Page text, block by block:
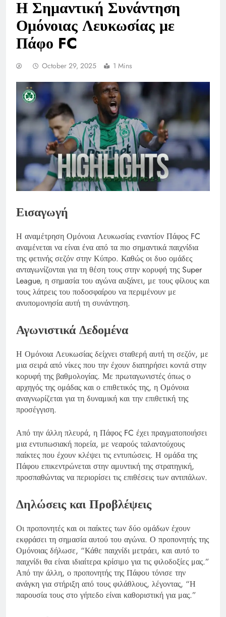
Η Σημαντική Συνάντηση
Ομόνοιας Λευκωσίας με
Πάφο FC
October 29, 2025 1 Mins
Εισαγωγή
Η αναμέτρηση Ομόνοια Λευκωσίας εναντίον Πάφος FC
αναμένεται να είναι ένα από τα πιο σημαντικά παιχνίδια
της φετινής σεζόν στην Κύπρο. Καθώς οι δυο ομάδες
ανταγωνίζονται για τη θέση τους στην κορυφή της Super
League, η σημασία του αγώνα αυξάνει, με τους φίλους και
τους λάτρεις του ποδοσφαίρου να περιμένουν με
ανυπομονησία αυτή τη συνάντηση.
Αγωνιστικά Δεδομένα
Η Ομόνοια Λευκωσίας δείχνει σταθερή αυτή τη σεζόν, με
μια σειρά από νίκες που την έχουν διατηρήσει κοντά στην
κορυφή της βαθμολογίας. Με πρωταγωνιστές όπως ο
αρχηγός της ομάδας και ο επιθετικός της, η Ομόνοια
αναγνωρίζεται για τη δυναμική και την επιθετική της
προσέγγιση.
Από την άλλη πλευρά, η Πάφος FC έχει πραγματοποιήσει
μια εντυπωσιακή πορεία, με νεαρούς ταλαντούχους
παίκτες που έχουν κλέψει τις εντυπώσεις. Η ομάδα της
Πάφου επικεντρώνεται στην αμυντική της στρατηγική,
προσπαθώντας να περιορίσει τις επιθέσεις των αντιπάλων.
Δηλώσεις και Προβλέψεις
Οι προπονητές και οι παίκτες των δύο ομάδων έχουν
εκφράσει τη σημασία αυτού του αγώνα. Ο προπονητής της
Ομόνοιας δήλωσε, “Κάθε παιχνίδι μετράει, και αυτό το
παιχνίδι θα είναι ιδιαίτερα κρίσιμο για τις φιλοδοξίες μας.”
Από την άλλη, ο προπονητής της Πάφου τόνισε την
ανάγκη για στήριξη από τους φιλάθλους, λέγοντας, “Η
παρουσία τους στο γήπεδο είναι καθοριστική για μας.”